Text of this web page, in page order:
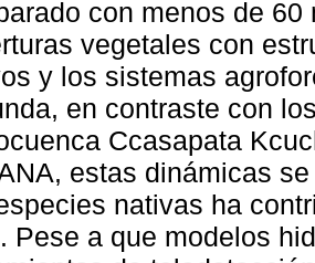
con menos de
vegetales con
y los sistemas
en contraste con
Ccasapata
estas dinámicas
nativas ha
Pese a que modelos